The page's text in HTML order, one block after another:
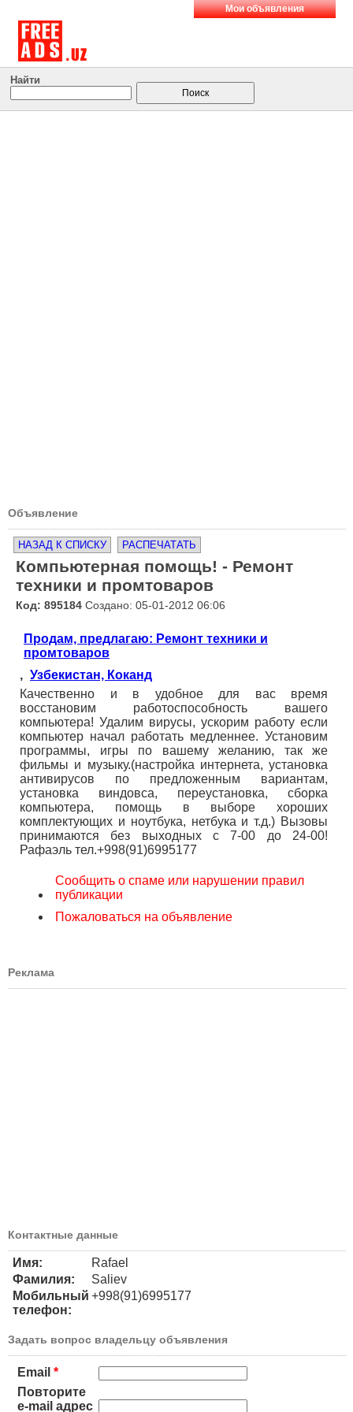
Мои объявления
Найти
Объявление
НАЗАД К СПИСКУ РАСПЕЧАТАТЬ
Компьютерная помощь! - Ремонт
техники и промтоваров
Код: 895184 Создано: 05-01-2012 06:06
Продам, предлагаю: Ремонт техники и
промтоваров
, Узбекистан, Коканд
Качественно и в удобное для вас время
восстановим работоспособность вашего
компьютера! Удалим вирусы, ускорим работу если
компьютер начал работать медленнее. Установим
программы, игры по вашему желанию, так же
фильмы и музыку.(настройка интернета, установка
антивирусов по предложенным вариантам,
установка виндовса, переустановка, сборка
компьютера, помощь в выборе хороших
комплектующих и ноутбука, нетбука и т.д.) Вызовы
принимаются без выходных с 7-00 до 24-00!
Рафаэль тел.+998(91)6995177
Сообщить о спаме или нарушении правил
публикации
Пожаловаться на объявление
Реклама
Контактные данные
Имя:
Rafael
Фамилия:
Saliev
Мобильный
телефон:
+998(91)6995177
Задать вопрос владельцу объявления
Email *
Повторите
e-mail адрес